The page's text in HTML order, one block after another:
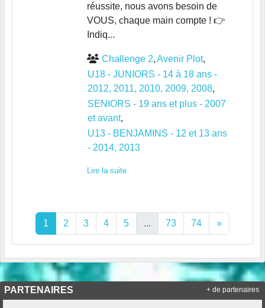
réussite, nous avons besoin de
VOUS, chaque main compte ! 👉
Indiq...
Challenge 2 Avenir Plot
U18 - JUNIORS - 14 à 18 ans -
2012, 2011, 2010, 2009, 2008
SENIORS - 19 ans et plus - 2007
et avant
U13 - BENJAMINS - 12 et 13 ans
- 2014, 2013
Lire la suite
1 2 3 4 5 ... 73 74 »
PARTENAIRES + de partenaires